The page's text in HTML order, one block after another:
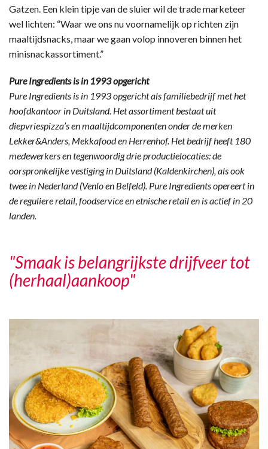
Gatzen. Een klein tipje van de sluier wil de trade marketeer
wel lichten: “Waar we ons nu voornamelijk op richten zijn
maaltijdsnacks, maar we gaan volop innoveren binnen het
minisnackassortiment.”
Pure Ingredients is in 1993 opgericht
Pure Ingredients is in 1993 opgericht als familiebedrijf met het
hoofdkantoor in Duitsland. Het assortiment bestaat uit
diepvriespizza’s en maaltijdcomponenten onder de merken
Lekker&Anders, Mekkafood en Herrenhof. Het bedrijf heeft 180
medewerkers en tegenwoordig drie productielocaties: de
oorspronkelijke vestiging in Duitsland (Kaldenkirchen), als ook
twee in Nederland (Venlo en Belfeld). Pure Ingredients opereert in
de reguliere retail, foodservice en etnische retail en is actief in 20
landen.
"Smaak is belangrijkste drijfveer tot
(herhaal)aankoop"